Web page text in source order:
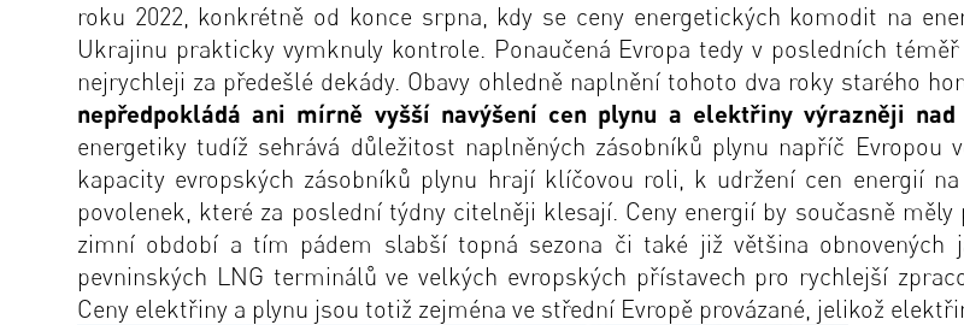
roku 2022, konkrétně od konce srpna, kdy se ceny energetických komodit na
Ukrajinu prakticky vymknuly kontrole. Ponaučená Evropa tedy v posledních
nejrychleji za předešlé dekády. Obavy ohledně naplnění tohoto dva roky starého
nepředpokládá ani mírně vyšší navýšení cen plynu a elektřiny výrazněji nad
energetiky tudíž sehrává důležitost naplněných zásobníků plynu napříč Evropou
kapacity evropských zásobníků plynu hrají klíčovou roli, k udržení cen energií
povolenek, které za poslední týdny citelněji klesají. Ceny energií by současně
zimní období a tím pádem slabší topná sezona či také již většina obnovených
pevninských LNG terminálů ve velkých evropských přístavech pro rychlejší
Ceny elektřiny a plynu jsou totiž zejména ve střední Evropě provázané, jelikož